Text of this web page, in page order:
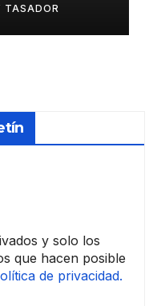
TASADOR
y solo los
que hacen posible
de privacidad.